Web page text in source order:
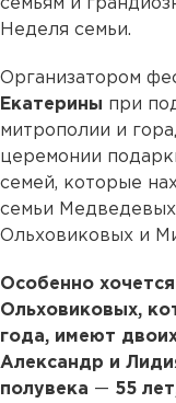
семьям и
Неделя семьи.
Организатором
Екатерины при
митрополии и
церемонии
семей, которые
семьи
Ольховиковых и
Особенно
Ольховиковых,
года, имеют
Александр и
полувека — 55